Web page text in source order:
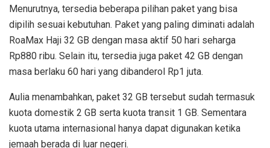
Menurutnya, tersedia beberapa pilihan paket yang bisa
dipilih sesuai kebutuhan. Paket yang paling diminati adalah
RoaMax Haji 32 GB dengan masa aktif 50 hari seharga
Rp880 ribu. Selain itu, tersedia juga paket 42 GB dengan
masa berlaku 60 hari yang dibanderol Rp1 juta.
Aulia menambahkan, paket 32 GB tersebut sudah termasuk
kuota domestik 2 GB serta kuota transit 1 GB. Sementara
kuota utama internasional hanya dapat digunakan ketika
jemaah berada di luar negeri.